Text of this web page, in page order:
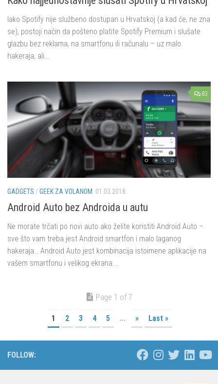
Iako Spotify nije službeno dostupan u Hrvatskoj (a kad će, ne zna
se), postoji način da pošteno platite Spotify Premium i slušate
glazbu bez reklama, na smartfonu ili računalu – uz malo
hakeraja, ali...
83
GADGETS /GEEK ZA VOLANOM 01.03.2018.
Android Auto bez Androida u autu
Ne morate trčati po novi auto ako želite koristiti Android Auto –
sve što vam treba jest Android smartfon i malo laganog
hakeraja… Android Auto jest kombinacija istoimene aplikacije na
vašem smartfonu i velikog ekrana...
Page 1 of 7
1 2 3 4 5 ... » Last »
FOLLOW: